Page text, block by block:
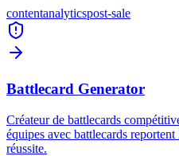
contentanalyticspost-sale
Battlecard Generator
Créateur de battlecards
équipes avec battlecards
réussite.